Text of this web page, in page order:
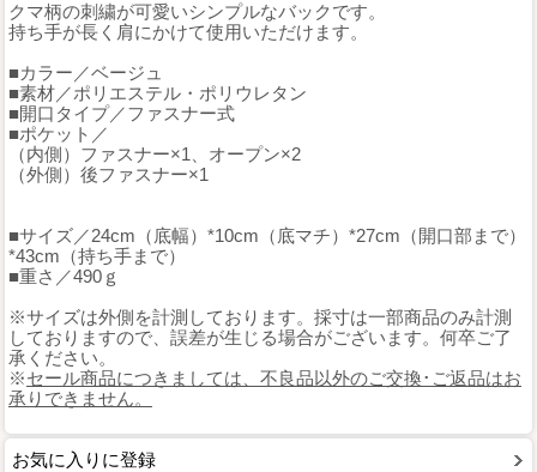
クマ柄の刺繍が可愛いシンプルなバックです。
持ち手が長く肩にかけて使用いただけます。
■カラー／ベージュ
■素材／ポリエステル・ポリウレタン
■開口タイプ／ファスナー式
■ポケット／
（内側）ファスナー×1、オープン×2
（外側）後ファスナー×1
■サイズ／24cm（底幅）*10cm（底マチ）*27cm（開口部まで）
*43cm（持ち手まで）
■重さ／490ｇ
※サイズは外側を計測しております。採寸は一部商品のみ計測
しておりますので、誤差が生じる場合がございます。何卒ご了
承ください。
※セール商品につきましては、不良品以外のご交換･ご返品はお
承りできません。
お気に入りに登録